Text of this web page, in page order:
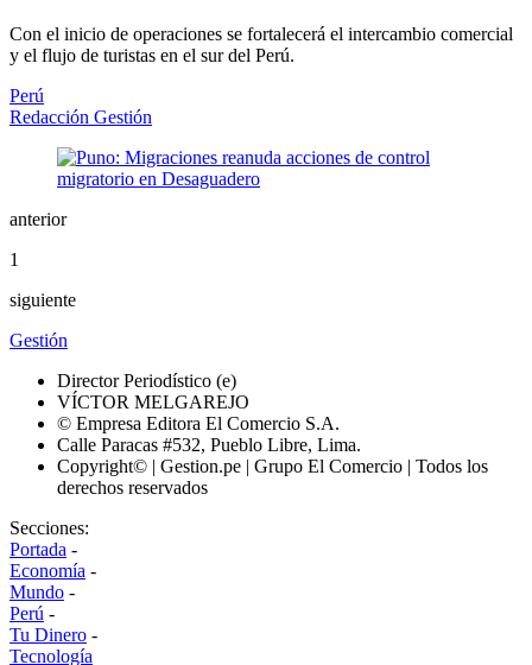
Con el inicio de operaciones se fortalecerá el intercambio comercial
y el flujo de turistas en el sur del Perú.
Perú
Redacción Gestión
anterior
1
siguiente
Gestión
Director Periodístico (e)
VÍCTOR MELGAREJO
© Empresa Editora El Comercio S.A.
Calle Paracas #532, Pueblo Libre, Lima.
Copyright© | Gestion.pe | Grupo El Comercio | Todos los
derechos reservados
Secciones:
Portada -
Economía -
Mundo -
Perú -
Tu Dinero -
Tecnología